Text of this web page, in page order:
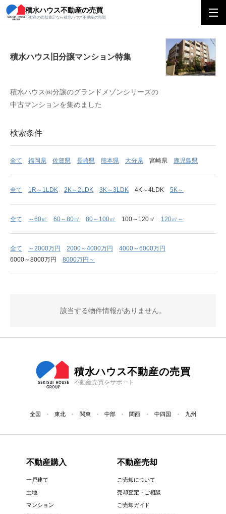
積水ハウス不動産の売買
不動産の売却査定なら積水ハウス不動産の売買
積水ハウス旧分譲マンション特集
積水ハウス旧分譲マンション特集
積水ハウス㈱分譲のグランドメゾンシリーズの
中古マンションを集めました
検索条件
全て 福岡県 佐賀県 長崎県 熊本県 大分県 宮崎県 鹿児島県
全て 1R～1LDK 2K～2LDK 3K～3LDK 4K～4LDK 5K～
全て ～60㎡ 60～80㎡ 80～100㎡ 100～120㎡ 120㎡～
全て ～2000万円 2000～4000万円
4000～6000万円
6000～8000万円
8000万円～
該当する物件情報がありません。
積水ハウス不動産の売買
不動産売買をサポート
全国 東北 関東 中部 関西 中四国 九州
不動産購入
一戸建て
土地
マンション
不動産売却
ご売却について
売却査定・ご相談
ご売却ガイド